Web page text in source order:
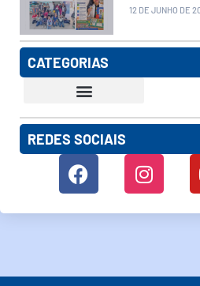
12 DE JUNHO DE
CATEGORIAS
REDES SOCIAIS